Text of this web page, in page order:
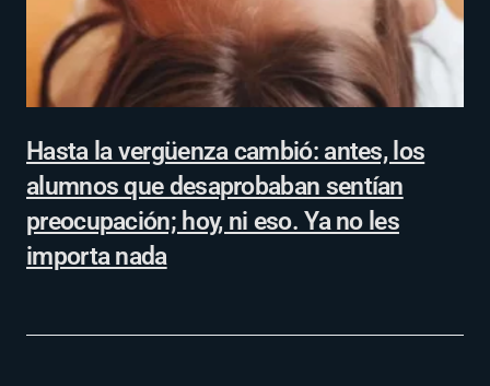
Hasta la vergüenza cambió: antes, los
alumnos que desaprobaban sentían
preocupación; hoy, ni eso. Ya no les
importa nada